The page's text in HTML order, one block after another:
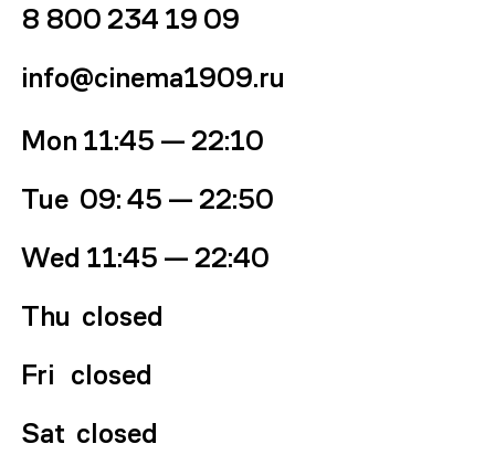
8 800 234 19 09
info@cinema1909.ru
Mon 11:45 — 22:10
Tue 09: 45 —22:50
Wed 11:45 — 22:40
Thu closed
Fri closed
Sat closed